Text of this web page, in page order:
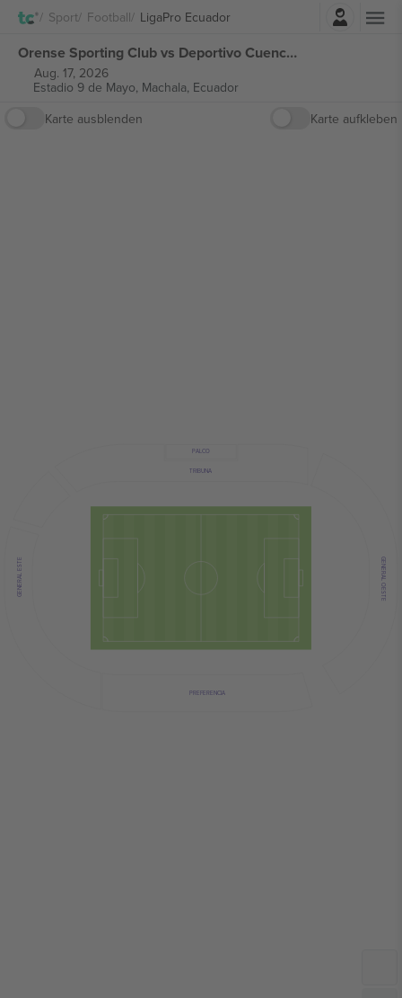
Sport Football LigaPro EcuadorEinloggen
Orense Sporting Club vs Deportivo Cuenca LigaPro Ecuador tickets
Aug. 17, 2026
Estadio 9 de Mayo, Machala, Ecuador
Karte ausblenden
Karte aufkleben
GENERAL ESTE GENERAL OESTE
PREFERENCIA
TRIBUNA
PALCO